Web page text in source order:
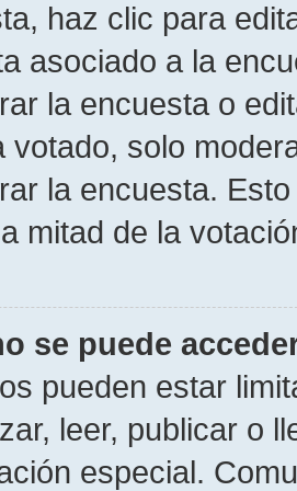
haz clic para
asociado a la
la encuesta o
votado, solo
la encuesta.
mitad de la
se puede
pueden estar
leer, publicar o
especial.